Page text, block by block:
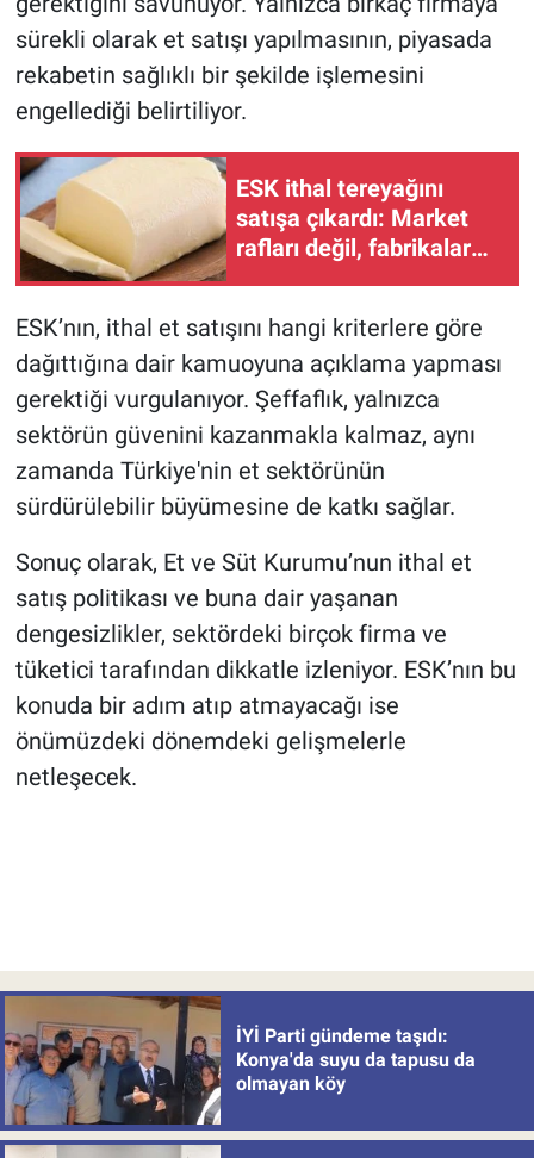
sürekli olarak et satışı yapılmasının, piyasada
rekabetin sağlıklı bir şekilde işlemesini
engellediği belirtiliyor.
ESK ithal tereyağını
satışa çıkardı: Market
rafları değil, fabrikalar
ESK’nın, ithal et satışını hangi kriterlere göre
dağıttığına dair kamuoyuna açıklama yapması
gerektiği vurgulanıyor. Şeffaflık, yalnızca
sektörün güvenini kazanmakla kalmaz, aynı
zamanda Türkiye'nin et sektörünün
sürdürülebilir büyümesine de katkı sağlar.
Sonuç olarak, Et ve Süt Kurumu’nun ithal et
satış politikası ve buna dair yaşanan
dengesizlikler, sektördeki birçok firma ve
tüketici tarafından dikkatle izleniyor. ESK’nın bu
konuda bir adım atıp atmayacağı ise
önümüzdeki dönemdeki gelişmelerle
netleşecek.
İYİ Parti gündeme taşıdı:
Konya'da suyu da tapusu da
olmayan köy